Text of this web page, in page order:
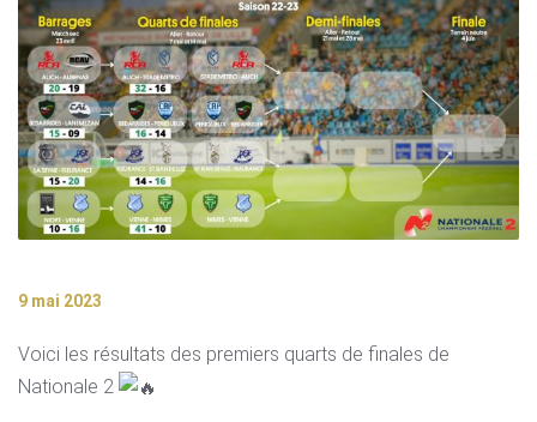
9 mai 2023
Voici les résultats des premiers quarts de finales de
Nationale 2